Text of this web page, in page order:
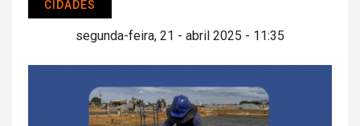
CIDADES
segunda-feira, 21 - abril 2025 - 11:35